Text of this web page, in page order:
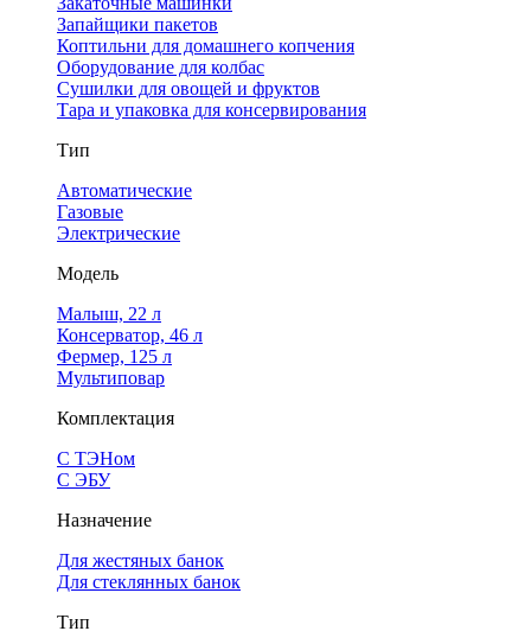
Запайщики пакетов
Коптильни для домашнего копчения
Оборудование для колбас
Сушилки для овощей и фруктов
Тара и упаковка для консервирования
Тип
Автоматические
Газовые
Электрические
Модель
Малыш, 22 л
Консерватор, 46 л
Фермер, 125 л
Мультиповар
Комплектация
С ТЭНом
С ЭБУ
Назначение
Для жестяных банок
Для стеклянных банок
Тип